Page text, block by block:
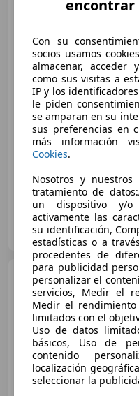
01/2004
Particular
ES-28440 Guadarrama
112.500 km
encontrar
Con su
socios usamos
almacenar, acceder
como sus visitas a
IP y los
le piden
se amparan en su
sus preferencias en
más información
Cookies.
Nosotros y
tratamiento de
un dispositivo y/
activamente las
su identificación,
estadísticas o a
procedentes de
para publicidad
personalizar el
servicios, Medir el
Medir el
limitados con el
Uso de datos
básicos, Uso de
contenido
localización
seleccionar la